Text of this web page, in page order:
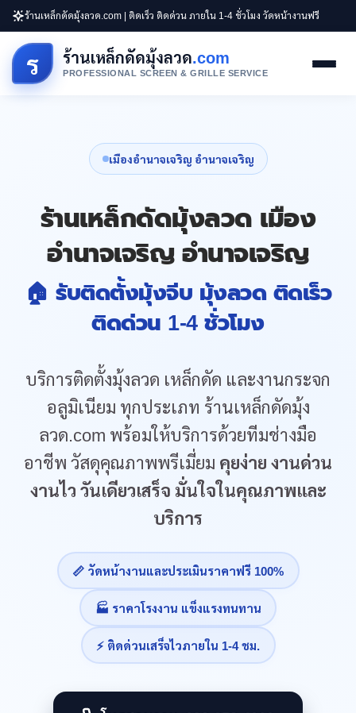
ร้านเหล็กดัดมุ้งลวด.com | ติดเร็ว ติดด่วน ภายใน 1-4 ชั่วโมง วัดหน้างานฟรี
ร ร้านเหล็กดัดมุ้งลวด.com
PROFESSIONAL SCREEN & GRILLE SERVICE
เมืองอำนาจเจริญ อำนาจเจริญ
ร้านเหล็กดัดมุ้งลวด เมือง
อำนาจเจริญ อำนาจเจริญ
🏠 รับติดตั้งมุ้งจีบ มุ้งลวด ติดเร็ว
ติดด่วน 1-4 ชั่วโมง
บริการติดตั้งมุ้งลวด เหล็กดัด และงานกระจก
อลูมิเนียม ทุกประเภท ร้านเหล็กดัดมุ้ง
ลวด.com พร้อมให้บริการด้วยทีมช่างมือ
อาชีพ วัสดุคุณภาพพรีเมี่ยม คุยง่าย งานด่วน
งานไว วันเดียวเสร็จ มั่นใจในคุณภาพและ
บริการ
📏 วัดหน้างานและประเมินราคาฟรี 100%
🏭 ราคาโรงงาน แข็งแรงทนทาน
⚡ ติดด่วนเสร็จไวภายใน 1-4 ชม.